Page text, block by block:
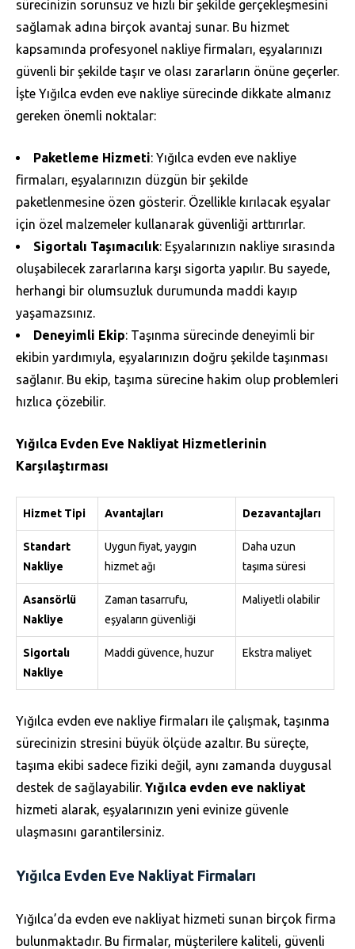
sürecinizin sorunsuz ve hızlı bir şekilde gerçekleşmesini
sağlamak adına birçok avantaj sunar. Bu hizmet
kapsamında profesyonel nakliye firmaları, eşyalarınızı
güvenli bir şekilde taşır ve olası zararların önüne geçerler.
İşte Yığılca evden eve nakliye sürecinde dikkate almanız
gereken önemli noktalar:
Paketleme Hizmeti: Yığılca evden eve nakliye
firmaları, eşyalarınızın düzgün bir şekilde
paketlenmesine özen gösterir. Özellikle kırılacak eşyalar
için özel malzemeler kullanarak güvenliği arttırırlar.
Sigortalı Taşımacılık: Eşyalarınızın nakliye sırasında
oluşabilecek zararlarına karşı sigorta yapılır. Bu sayede,
herhangi bir olumsuzluk durumunda maddi kayıp
yaşamazsınız.
Deneyimli Ekip: Taşınma sürecinde deneyimli bir
ekibin yardımıyla, eşyalarınızın doğru şekilde taşınması
sağlanır. Bu ekip, taşıma sürecine hakim olup problemleri
hızlıca çözebilir.
Yığılca Evden Eve Nakliyat Hizmetlerinin
Karşılaştırması
Hizmet Tipi Avantajları Dezavantajları
Standart
Nakliye
Uygun fiyat, yaygın
hizmet ağı
Daha uzun
taşıma süresi
Asansörlü
Nakliye
Zaman tasarrufu,
eşyaların güvenliği
Maliyetli olabilir
Sigortalı
Nakliye
Maddi güvence, huzur Ekstra maliyet
Yığılca evden eve nakliye firmaları ile çalışmak, taşınma
sürecinizin stresini büyük ölçüde azaltır. Bu süreçte,
taşıma ekibi sadece fiziki değil, aynı zamanda duygusal
destek de sağlayabilir. Yığılca evden eve nakliyat
hizmeti alarak, eşyalarınızın yeni evinize güvenle
ulaşmasını garantilersiniz.
Yığılca Evden Eve Nakliyat Firmaları
Yığılca’da evden eve nakliyat hizmeti sunan birçok firma
bulunmaktadır. Bu firmalar, müşterilere kaliteli, güvenli